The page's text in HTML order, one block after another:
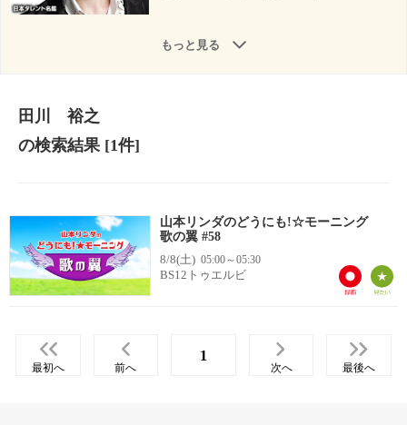
もっと見る
田川 裕之
の検索結果[1件]
山本リンダのどうにも!☆モーニング
歌の翼 #58
8/8(土) 05:00～05:30
BS12トゥエルビ
最初へ 前へ
1
次へ 最後へ